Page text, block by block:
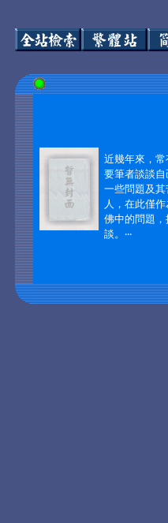
近幾年來，
要筆者談談
一些問題及
人，在此僅
佛中的問題
談。‧‧‧